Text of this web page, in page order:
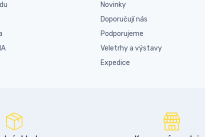
Novinky
Doporučují nás
Podporujeme
Veletrhy a výstavy
Expedice